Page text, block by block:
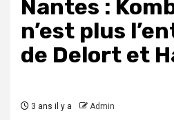
Nantes :
n’est plus
de Delort et
3 ans il y a Admin